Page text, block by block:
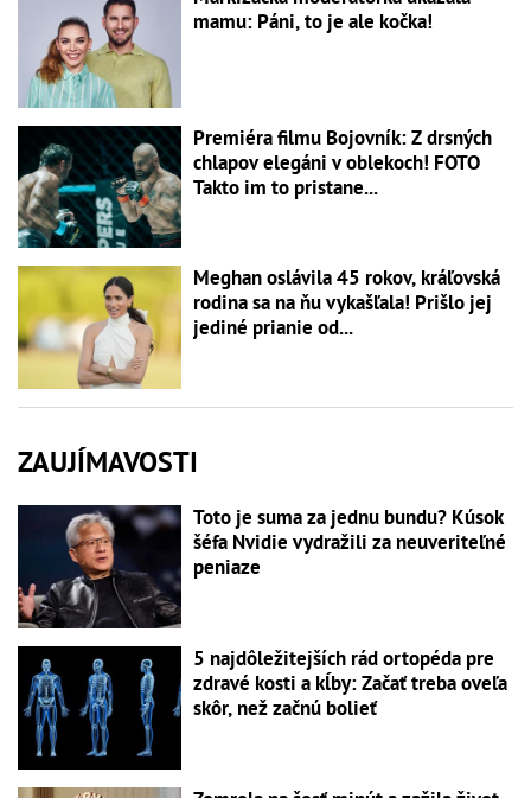
mamu: Páni, to je ale kočka!
Premiéra filmu Bojovník: Z drsných
chlapov elegáni v oblekoch! FOTO
Takto im to pristane...
Meghan oslávila 45 rokov, kráľovská
rodina sa na ňu vykašľala! Prišlo jej
jediné prianie od...
ZAUJÍMAVOSTI
Toto je suma za jednu bundu? Kúsok
šéfa Nvidie vydražili za neuveriteľné
peniaze
5 najdôležitejších rád ortopéda pre
zdravé kosti a kĺby: Začať treba oveľa
skôr, než začnú bolieť